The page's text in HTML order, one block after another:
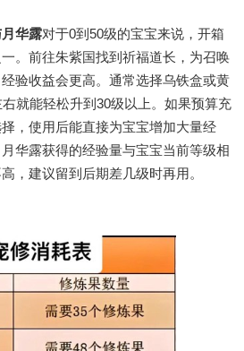
华露对于0到50级的宝宝来说，开箱
。前往朱紫国找到祈福道长，为召唤
验收益会更高。通常选择乌铁盒或黄
就能轻松升到30级以上。如果预算充
，使用后能直接为宝宝增加大量经
华露获得的经验量与宝宝当前等级相
，建议留到后期差几级时再用。